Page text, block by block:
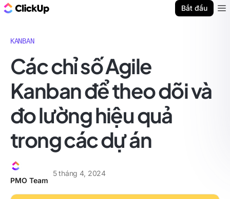
Bắt đầu
KANBAN
Các chỉ số Agile
Kanban để theo dõi và
đo lường hiệu quả
trong các dự án
PMO Team
5 tháng 4, 2024